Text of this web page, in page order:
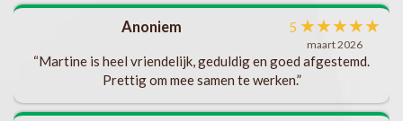
Anoniem 5 ★★★★★
maart 2026
“Martine is heel vriendelijk, geduldig en goed afgestemd.
Prettig om mee samen te werken.”